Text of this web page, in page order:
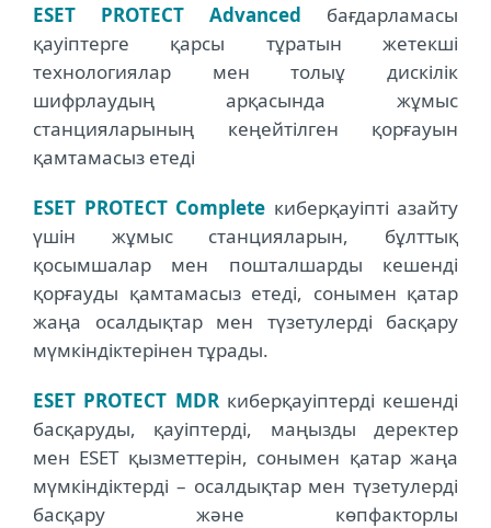
ESET PROTECT Advanced бағдарламасы
қауіптерге қарсы тұратын жетекші
технологиялар мен толыұ дискілік
шифрлаудың арқасында жұмыс
станцияларының кеңейтілген қорғауын
қамтамасыз етеді
ESET PROTECT Complete киберқауіпті азайту
үшін жұмыс станцияларын, бұлттық
қосымшалар мен пошталшарды кешенді
қорғауды қамтамасыз етеді, сонымен қатар
жаңа осалдықтар мен түзетулерді басқару
мүмкіндіктерінен тұрады.
ESET PROTECT MDRкиберқауіптерді кешенді
басқаруды, қауіптерді, маңызды деректер
мен ESET қызметтерін, сонымен қатар жаңа
мүмкіндіктерді – осалдықтар мен түзетулерді
басқару және көпфакторлы